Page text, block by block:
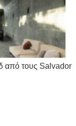
από τους Salvador